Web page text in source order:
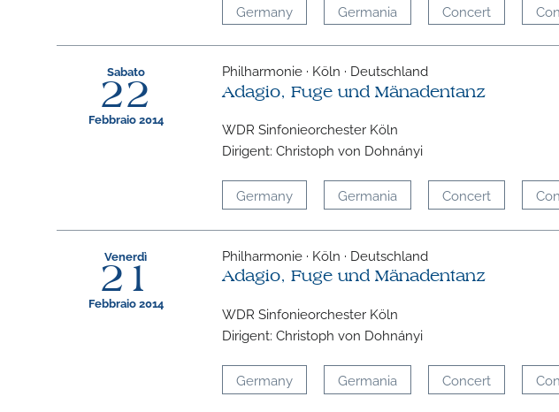
Germany Germania Concert
Sabato
22
Febbraio 2014
Philharmonie · Köln · Deutschland
Adagio, Fuge und Mänadentanz
WDR Sinfonieorchester Köln
Dirigent: Christoph von Dohnányi
Germany Germania Concert
Venerdì
21
Febbraio 2014
Philharmonie · Köln · Deutschland
Adagio, Fuge und Mänadentanz
WDR Sinfonieorchester Köln
Dirigent: Christoph von Dohnányi
Germany Germania Concert